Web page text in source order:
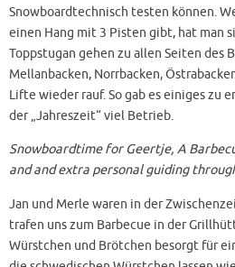
Snowboardtechnisch testen können.
einen Hang mit 3 Pisten gibt, hat man
Toppstugan gehen zu allen Seiten des
Mellanbacken, Norrbacken,
Lifte wieder rauf. So gab es einiges zu
der „Jahreszeit“ viel Betrieb.
Snowboardtime for Geertje, A
and and extra personal guiding
Jan und Merle waren in der
trafen uns zum Barbecue in der
Würstchen und Brötchen besorgt für